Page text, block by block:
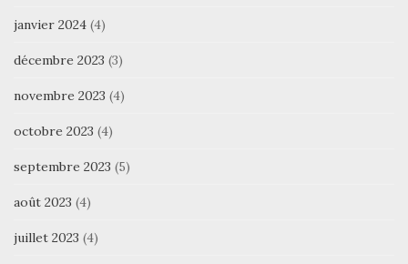
janvier 2024 (4)
décembre 2023 (3)
novembre 2023 (4)
octobre 2023 (4)
septembre 2023 (5)
août 2023 (4)
juillet 2023 (4)